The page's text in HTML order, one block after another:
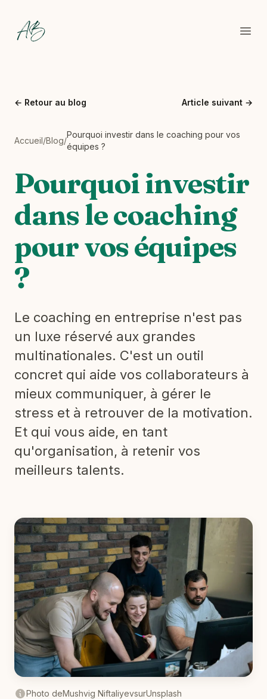
Backes Coaching
← Retour au blog Article suivant →
Accueil/Blog/
Pourquoi investir dans le coaching pour vos
équipes ?
Pourquoi investir
dans le coaching
pour vos équipes
?
Le coaching en entreprise n'est pas
un luxe réservé aux grandes
multinationales. C'est un outil
concret qui aide vos collaborateurs à
mieux communiquer, à gérer le
stress et à retrouver de la motivation.
Et qui vous aide, en tant
qu'organisation, à retenir vos
meilleurs talents.
Photo deMushvig NiftaliyevsurUnsplash